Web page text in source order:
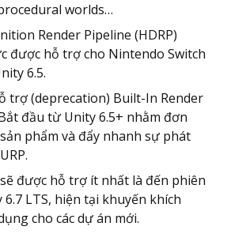
worlds…
Render Pipeline (HDRP)
được hỗ trợ cho Nintendo Switch
6.5.
trợ (deprecation) Built-In Render
đầu từ Unity 6.5+ nhằm đơn
phẩm và đẩy nhanh sự phát
sẽ được hỗ trợ ít nhất là đến phiên
6.7 LTS, hiện tại khuyến khích
cho các dự án mới.